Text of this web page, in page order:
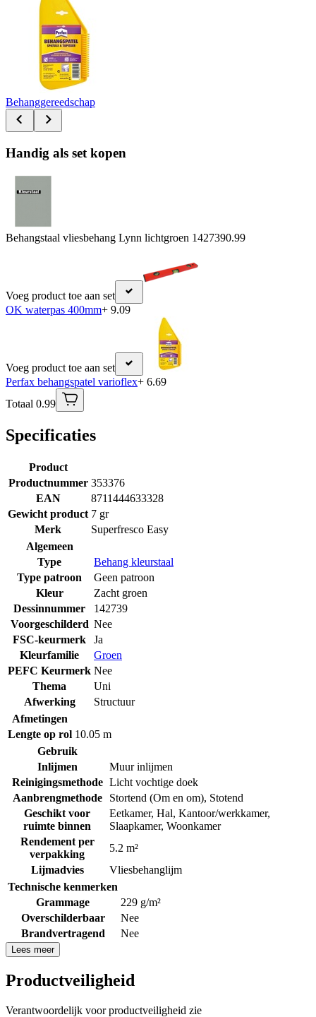
Behanggereedschap
Handig als set kopen
Behangstaal vliesbehang Lynn lichtgroen 1427390.99
Voeg product toe aan set
OK waterpas 400mm+ 9.09
Voeg product toe aan set
Perfax behangspatel varioflex+ 6.69
Totaal 0.99
Specificaties
Product
Productnummer 353376
EAN
8711444633328
Gewicht product 7 gr
Merk
Superfresco Easy
Algemeen
Type
Behang kleurstaal
Type patroon
Geen patroon
Kleur
Zacht groen
Dessinnummer
142739
Voorgeschilderd Nee
FSC-keurmerk
Ja
Kleurfamilie
Groen
PEFC Keurmerk Nee
Thema
Uni
Afwerking
Structuur
Afmetingen
Lengte op rol 10.05 m
Gebruik
Inlijmen
Muur inlijmen
Reinigingsmethode Licht vochtige doek
Aanbrengmethode
Stortend (Om en om), Stotend
Geschikt voor
ruimte binnen
Eetkamer, Hal, Kantoor/werkkamer,
Slaapkamer, Woonkamer
Rendement per
verpakking
5.2 m²
Lijmadvies
Vliesbehanglijm
Technische kenmerken
Grammage
229 g/m²
Overschilderbaar
Nee
Brandvertragend
Nee
Lees meer
Productveiligheid
Verantwoordelijk voor productveiligheid zie